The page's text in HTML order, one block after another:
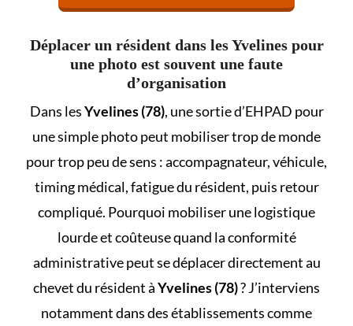
Déplacer un résident dans les Yvelines pour
une photo est souvent une faute
d’organisation
Dans lesYvelines (78), une sortie d’EHPAD pour
une simple photo peut mobiliser trop de monde
pour trop peu de sens : accompagnateur, véhicule,
timing médical, fatigue du résident, puis retour
compliqué. Pourquoi mobiliser une logistique
lourde et coûteuse quand la conformité
administrative peut se déplacer directement au
chevet du résident àYvelines (78)? J’interviens
notamment dans des établissements comme